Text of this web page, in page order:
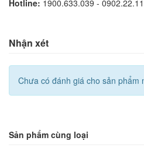
Hotline: 1900.633.039 -
Nhận xét
Chưa có đánh giá cho sản phẩm
Sản phẩm cùng loại